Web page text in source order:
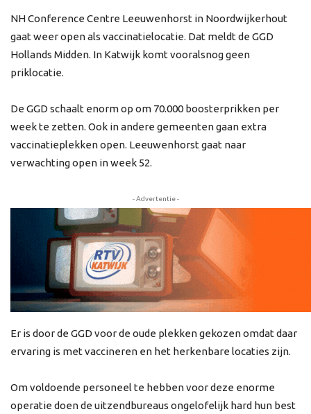
NH Conference Centre Leeuwenhorst in Noordwijkerhout
gaat weer open als vaccinatielocatie. Dat meldt de GGD
Hollands Midden. In Katwijk komt vooralsnog geen
priklocatie.
De GGD schaalt enorm op om 70.000 boosterprikken per
week te zetten. Ook in andere gemeenten gaan extra
vaccinatieplekken open. Leeuwenhorst gaat naar
verwachting open in week 52.
- Advertentie -
Er is door de GGD voor de oude plekken gekozen omdat daar
ervaring is met vaccineren en het herkenbare locaties zijn.
Om voldoende personeel te hebben voor deze enorme
operatie doen de uitzendbureaus ongelofelijk hard hun best